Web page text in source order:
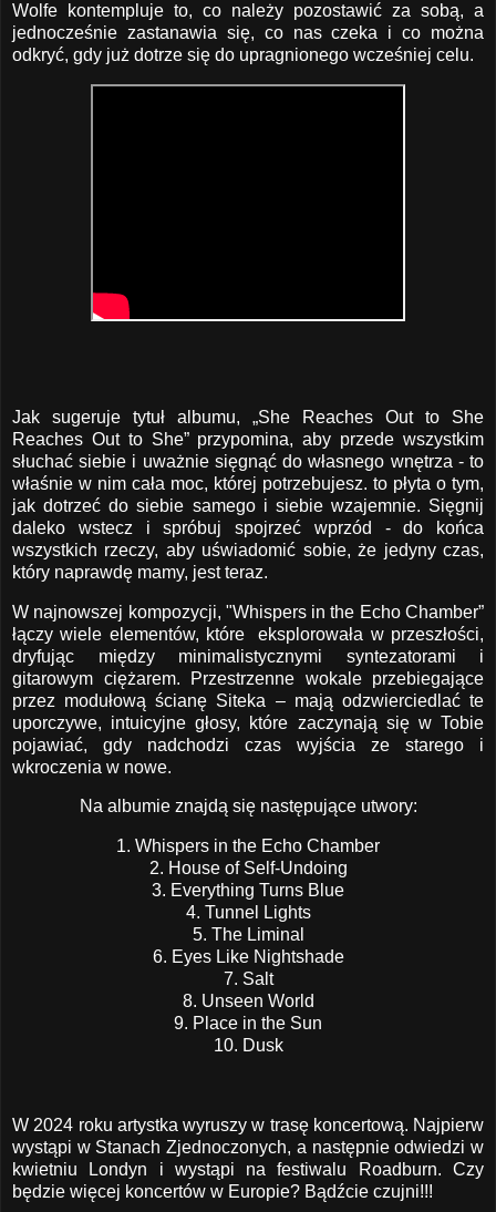
Wolfe kontempluje to, co należy pozostawić za sobą, a
jednocześnie zastanawia się, co nas czeka i co można
odkryć, gdy już dotrze się do upragnionego wcześniej celu.
Jak sugeruje tytuł albumu, „She Reaches Out to She
Reaches Out to She” przypomina, aby przede wszystkim
słuchać siebie i uważnie sięgnąć do własnego wnętrza - to
właśnie w nim cała moc, której potrzebujesz. to płyta o tym,
jak dotrzeć do siebie samego i siebie wzajemnie. Sięgnij
daleko wstecz i spróbuj spojrzeć wprzód - do końca
wszystkich rzeczy, aby uświadomić sobie, że jedyny czas,
który naprawdę mamy, jest teraz.
W najnowszej kompozycji, "Whispers in the Echo Chamber”
łączy wiele elementów, które eksplorowała w przeszłości,
dryfując między minimalistycznymi syntezatorami i
gitarowym ciężarem. Przestrzenne wokale przebiegające
przez modułową ścianę Siteka – mają odzwierciedlać te
uporczywe, intuicyjne głosy, które zaczynają się w Tobie
pojawiać, gdy nadchodzi czas wyjścia ze starego i
wkroczenia w nowe.
Na albumie znajdą się następujące utwory:
1. Whispers in the Echo Chamber
2. House of Self-Undoing
3. Everything Turns Blue
4. Tunnel Lights
5. The Liminal
6. Eyes Like Nightshade
7. Salt
8. Unseen World
9. Place in the Sun
10. Dusk
W 2024 roku artystka wyruszy w trasę koncertową. Najpierw
wystąpi w Stanach Zjednoczonych, a następnie odwiedzi w
kwietniu Londyn i wystąpi na festiwalu Roadburn. Czy
będzie więcej koncertów w Europie? Bądźcie czujni!!!